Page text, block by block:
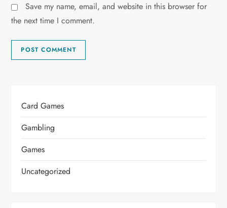
Save my name, email, and website in this browser for
the next time I comment.
Card Games
Gambling
Games
Uncategorized